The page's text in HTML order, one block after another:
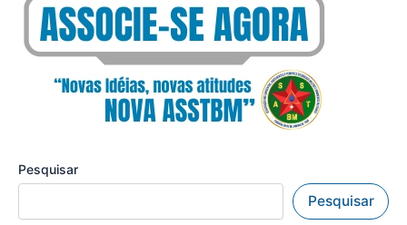
Pesquisar
Pesquisar